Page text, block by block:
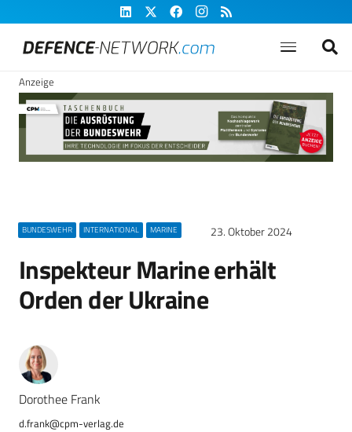
Anzeige
BUNDESWEHR INTERNATIONAL MARINE 23. Oktober 2024
Inspekteur Marine erhält
Orden der Ukraine
Dorothee Frank
d.frank@cpm-verlag.de